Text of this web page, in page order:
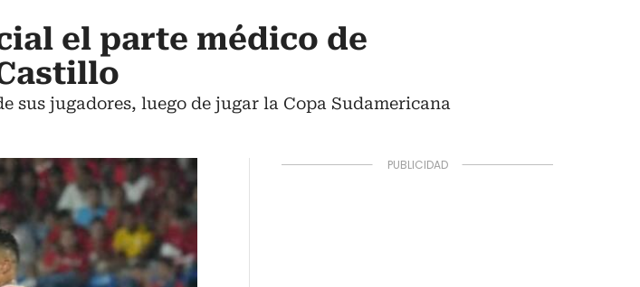
el parte médico de
sus jugadores, luego de jugar la Copa Sudamericana